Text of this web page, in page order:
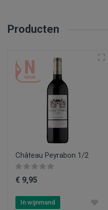
Producten
Château Peyrabon 1/2
€ 9,95
In wijnmand